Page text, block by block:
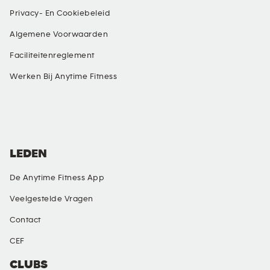
Privacy- En Cookiebeleid
Algemene Voorwaarden
Faciliteitenreglement
Werken Bij Anytime Fitness
CLUBS
LEDEN
De Anytime Fitness App
Veelgestelde Vragen
Contact
CEF